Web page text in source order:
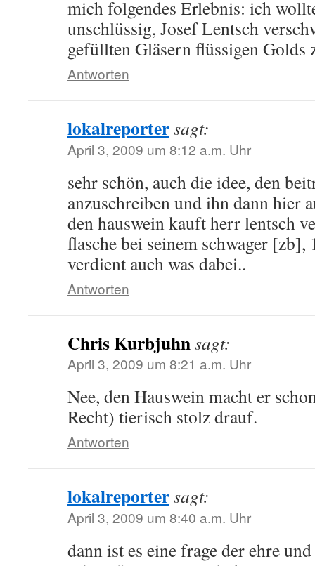
mich folgendes Erlebnis: ich
unschlüssig, Josef Lentsch
gefüllten Gläsern flüssigen Golds
Antworten
lokalreportersagt:
April 3, 2009 um 8:12 a.m. Uhr
sehr schön, auch die idee, den
anzuschreiben und ihn dann hier
den hauswein kauft herr lentsch
flasche bei seinem schwager
verdient auch was dabei..
Antworten
Chris Kurbjuhnsagt:
April 3, 2009 um 8:21 a.m. Uhr
Nee, den Hauswein macht er
Recht) tierisch stolz drauf.
Antworten
lokalreportersagt:
April 3, 2009 um 8:40 a.m. Uhr
dann ist es eine frage der ehre